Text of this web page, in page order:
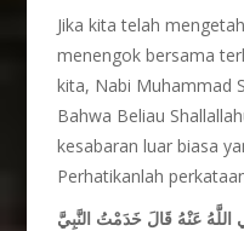
Jika kita telah
menengok bersama
kita, Nabi Muhammad
Bahwa Beliau
kesabaran luar biasa
Perhatikanlah
عَنْهُ قَالَ خَدَمْتُ النَّبِيَّ